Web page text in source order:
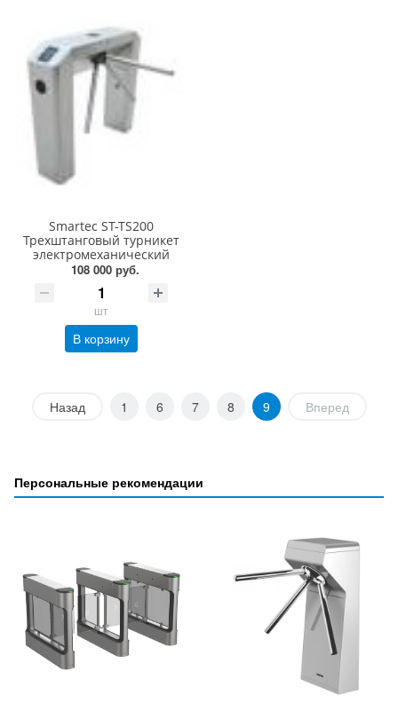
Smartec ST-TS200
Трехштанговый турникет
электромеханический
108 000 руб.
шт
В корзину
Назад 1 6 7 8 9 Вперед
Персональные рекомендации